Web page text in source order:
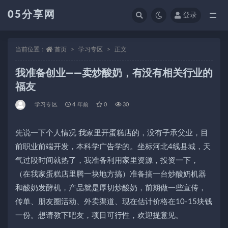
05分享网 登录
当前位置： 首页 学习专区 正文
我准备创业——卖炒酸奶，有没有相关行业的
福友
学习专区 4 年前 0 30
先说一下个人情况 我家里开蛋糕店的，没有子承父业，目
前职业前端开发，本科学广告学的。坐标河北4线县城，天
气过段时间就热了，我准备利用家里资源，投资一下，
（在我家蛋糕店里腾一块地方搞）准备搞一台炒酸奶机器
和酸奶发酵机，产品就是厚切炒酸奶，前期做一些宣传，
传单、朋友圈活动、外卖渠道、现在估计价格在10-15块钱
一份。想请教下吧友，项目可行性，欢迎提意见。